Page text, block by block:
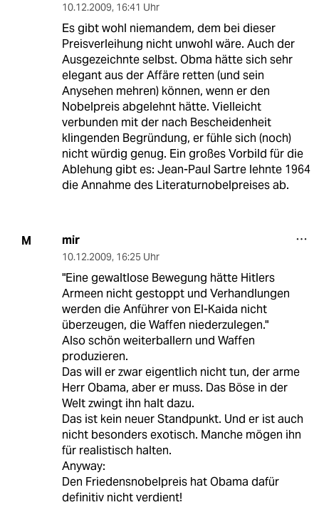
10.12.2009, 16:41 Uhr
Es gibt wohl niemandem, dem bei dieser
Preisverleihung nicht unwohl wäre. Auch der
Ausgezeichnte selbst. Obma hätte sich sehr
elegant aus der Affäre retten (und sein
Anysehen mehren) können, wenn er den
Nobelpreis abgelehnt hätte. Vielleicht
verbunden mit der nach Bescheidenheit
klingenden Begründung, er fühle sich (noch)
nicht würdig genug. Ein großes Vorbild für die
Ablehung gibt es: Jean-Paul Sartre lehnte 1964
die Annahme des Literaturnobelpreises ab.
M mir
10.12.2009, 16:25 Uhr
"Eine gewaltlose Bewegung hätte Hitlers
Armeen nicht gestoppt und Verhandlungen
werden die Anführer von El-Kaida nicht
überzeugen, die Waffen niederzulegen."
Also schön weiterballern und Waffen
produzieren.
Das will er zwar eigentlich nicht tun, der arme
Herr Obama, aber er muss. Das Böse in der
Welt zwingt ihn halt dazu.
Das ist kein neuer Standpunkt. Und er ist auch
nicht besonders exotisch. Manche mögen ihn
für realistisch halten.
Anyway:
Den Friedensnobelpreis hat Obama dafür
definitiv nicht verdient!